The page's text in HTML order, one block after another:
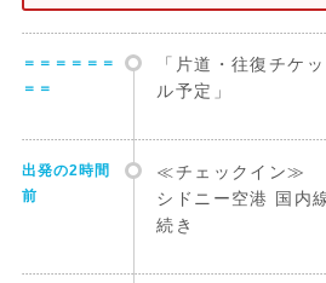
＝＝＝＝＝＝
＝＝
「片道・往復チケ
ル予定」
出発の2時間
前
≪チェックイン≫
シドニー空港 国内
続き